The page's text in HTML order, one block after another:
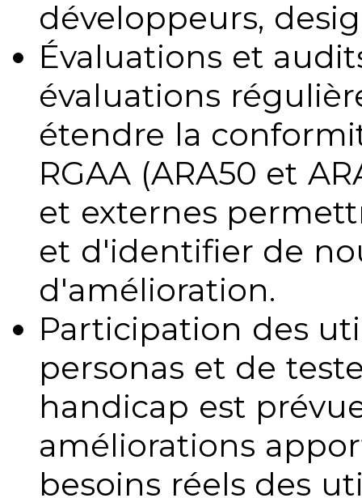
développeurs,
Évaluations et
évaluations
étendre la
RGAA (ARA50 et
et externes
et d'identifier de
d'amélioration.
Participation des
personas et de
handicap est
améliorations
besoins réels des